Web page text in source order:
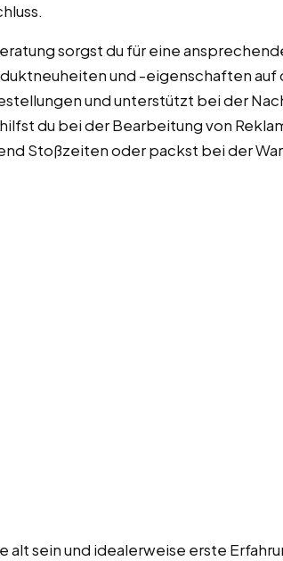
sorgst du für eine
und -eigenschaften auf
und unterstützt bei der
du bei der Bearbeitung von
Stoßzeiten oder packst bei der
alt sein und idealerweise erste